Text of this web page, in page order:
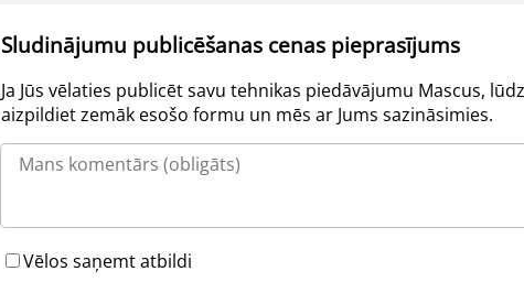
Sludinājumu publicēšanas cenas pieprasījums
Ja Jūs vēlaties publicēt savu tehnikas piedāvājumu Mascus,
aizpildiet zemāk esošo formu un mēs ar Jums sazināsimies.
Vēlos saņemt atbildi